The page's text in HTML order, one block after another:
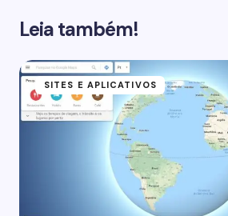
Leia também!
SITES E APLICATIVOS